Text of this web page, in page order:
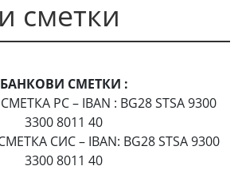
сметки
БАНКОВИ СМЕТКИ :
РС – IBAN : BG28 STSA 9300
3300 8011 40
СИС – IBAN: BG28 STSA 9300
3300 8011 40